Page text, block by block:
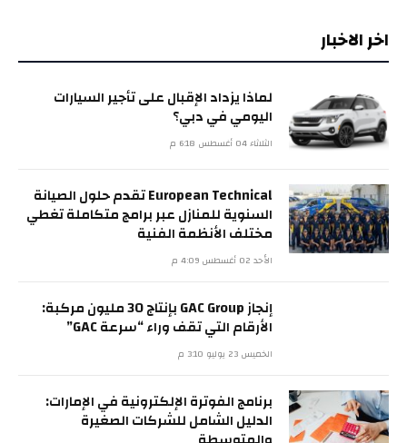
اخر الاخبار
لماذا يزداد الإقبال على تأجير السيارات
اليومي في دبي؟
الثلاثاء 04 أغسطس 6:18 م
European Technical تقدم حلول الصيانة
السنوية للمنازل عبر برامج متكاملة تغطي
مختلف الأنظمة الفنية
الأحد 02 أغسطس 4:09 م
إنجاز GAC Group بإنتاج 30 مليون مركبة:
الأرقام التي تقف وراء “سرعة GAC”
الخميس 23 يوليو 3:10 م
برنامج الفوترة الإلكترونية في الإمارات:
الدليل الشامل للشركات الصغيرة